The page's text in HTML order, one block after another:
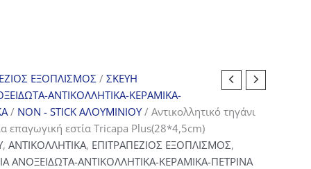
ΕΞΟΠΛΙΣΜΟΣ/ ΣΚΕΥΗ
ΑΝΤΙΚΟΛΛΗΤΙΚΑ-ΚΕΡΑΜΙΚΑ-
/ NON - STICK ΑΛΟΥΜΙΝΙΟΥ/ Αντικολλητικό τηγάνι
επαγωγική εστία Tricapa Plus(28*4,5cm)
, ΑΝΤΙΚΟΛΛΗΤΙΚΑ, ΕΠΙΤΡΑΠΕΖΙΟΣ ΕΞΟΠΛΙΣΜΟΣ,
ΑΝΟΞΕΙΔΩΤΑ-ΑΝΤΙΚΟΛΛΗΤΙΚΑ-ΚΕΡΑΜΙΚΑ-ΠΕΤΡΙΝΑ